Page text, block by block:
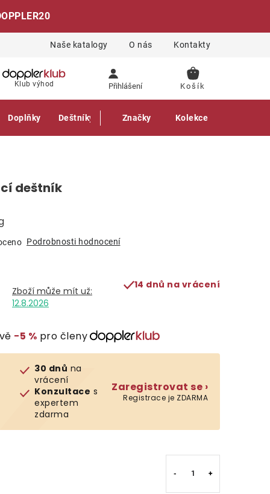
Naše katalogy O nás Kontakty
Klub výhod Přihlášení
NÁKUPNÍ
Doplňky Deštníky Gastro produkty
Značky Kolekce
deštník
Podrobnosti hodnocení
12.8.2026
14 dnů na vrácení
−5 % pro členy
30 dnů na
vrácení
Konzultace s
expertem
zdarma
Zaregistrovat se ›
Registrace je ZDARMA